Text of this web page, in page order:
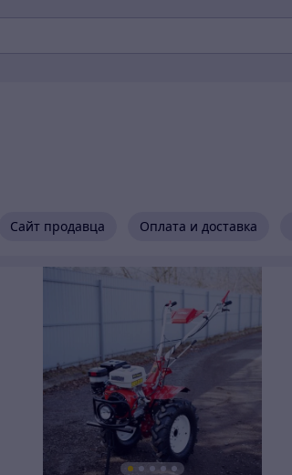
Сайт продавца Оплата и доставка